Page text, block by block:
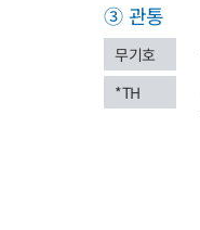
③ 관통
무기호
*TH